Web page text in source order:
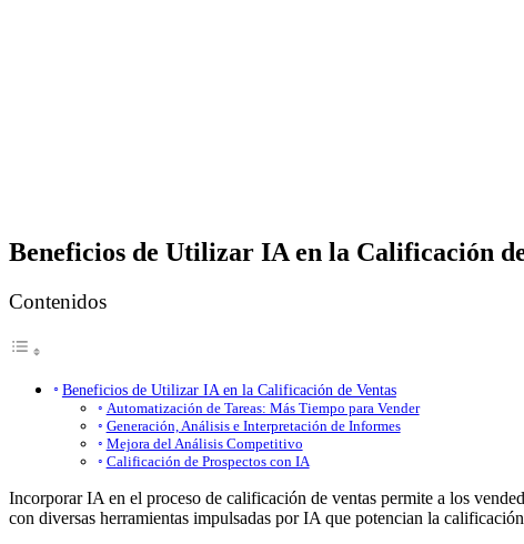
Beneficios de Utilizar IA en la Calificación
Contenidos
Beneficios de Utilizar IA en la Calificación de Ventas
Automatización de Tareas: Más Tiempo para Vender
Generación, Análisis e Interpretación de Informes
Mejora del Análisis Competitivo
Calificación de Prospectos con IA
Incorporar IA en el proceso de calificación de ventas permite a los
con diversas herramientas impulsadas por IA que potencian la